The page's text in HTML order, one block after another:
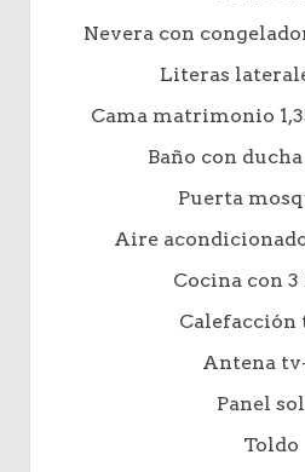
Nevera con
Literas
Cama matrimonio
Baño con
Puerta
Aire
Cocina con 3
Calefacción
Antena
Panel
Toldo